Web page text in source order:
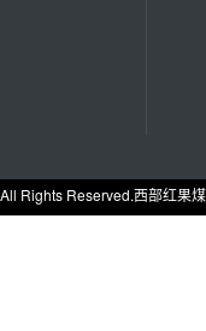
All Rights Reserved.西部红果